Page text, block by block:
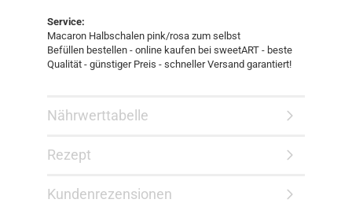
Service:
Macaron Halbschalen pink/rosa zum selbst
Befüllen bestellen - online kaufen bei sweetART - beste
Qualität - günstiger Preis - schneller Versand garantiert!
Nährwerttabelle
Rezept
Kundenrezensionen